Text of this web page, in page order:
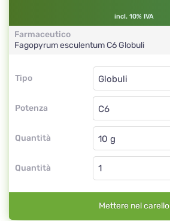
incl. 10% IVA
Farmaceutico
Fagopyrum esculentumC6Globuli
Tipo
Tipo
Potenza
Globuli
C6
Quantità
Globuli
Quantità
Mettere nel carello